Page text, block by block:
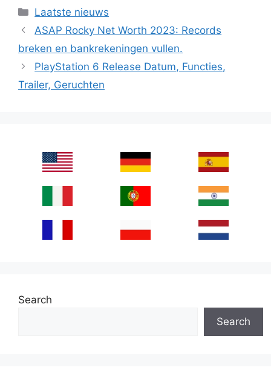
Categories
Laatste nieuws
ASAP Rocky Net Worth 2023: Records
breken en bankrekeningen vullen.
PlayStation 6 Release Datum, Functies,
Trailer, Geruchten
Search
Search